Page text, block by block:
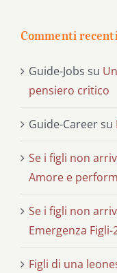
Commenti
Guide-Jobs su
pensiero critico
Guide-Career su
Se i figli non
Amore e
Se i figli non
Emergenza Figli-
Figli di una